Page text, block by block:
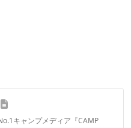
キャンプメディア『CAMP